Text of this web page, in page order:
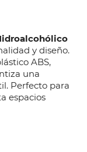
y diseño.
ABS,
una
Perfecto para
espacios